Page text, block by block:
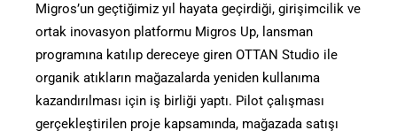
Migros’un geçtiğimiz yıl hayata geçirdiği, girişimcilik ve
ortak inovasyon platformu Migros Up, lansman
programına katılıp dereceye giren OTTAN Studio ile
organik atıkların mağazalarda yeniden kullanıma
kazandırılması için iş birliği yaptı. Pilot çalışması
gerçekleştirilen proje kapsamında, mağazada satışı